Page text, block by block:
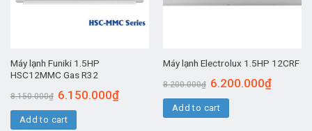
Máy lạnh Funiki 1.5HP
HSC12MMC Gas R32
8.150.000₫ 6.150.000₫
Add to cart
Máy lạnh Electrolux 1.5HP 12CRF
8.200.000₫ 6.200.000₫
Add to cart